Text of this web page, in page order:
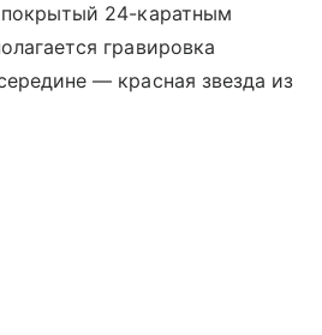
24-каратным
гравировка
— красная звезда из